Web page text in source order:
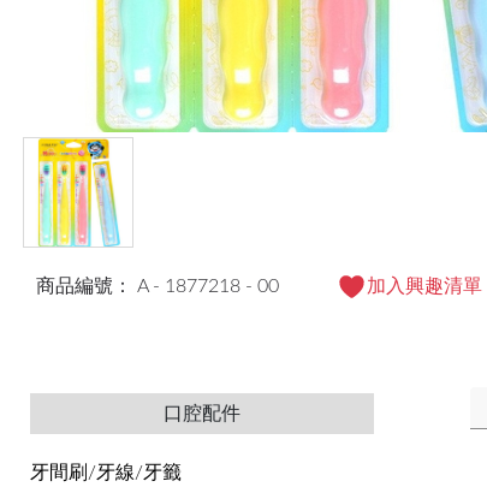
商品編號： A - 1877218 - 00 加入興趣清單
口腔配件
牙間刷/牙線/牙籤